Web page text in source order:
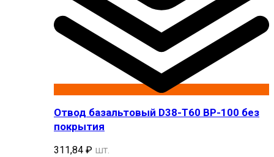
Отвод базальтовый D38-T60 BP-100 без
покрытия
311,84 ₽ шт.